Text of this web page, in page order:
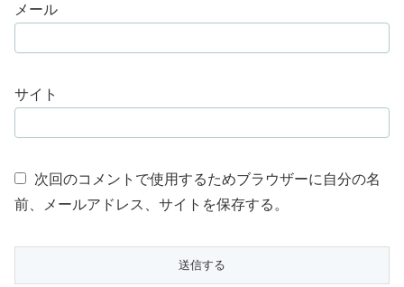
メール
サイト
次回のコメントで使用するためブラウザーに自分の名
前、メールアドレス、サイトを保存する。